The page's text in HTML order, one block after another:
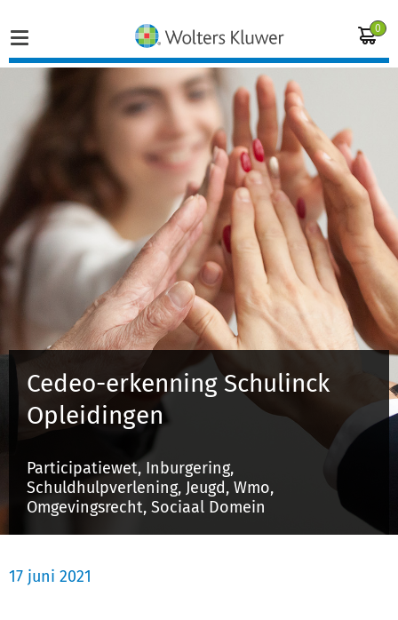
0
Home
Actueel
Producten
Opleidingen
Inloggen op de kennisbank
Registreren
Cedeo-erkenning Schulinck
Opleidingen
Participatiewet, Inburgering,
Schuldhulpverlening, Jeugd, Wmo,
Omgevingsrecht, Sociaal Domein
17 juni 2021